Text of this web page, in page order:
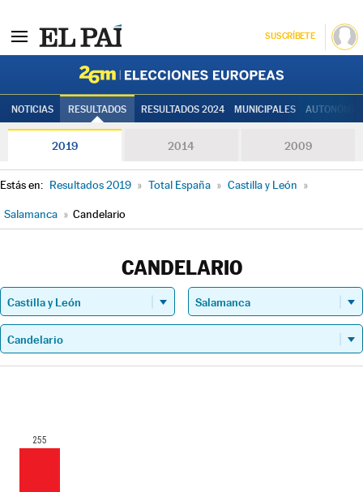
SUSCRÍBETE
NOTICIAS RESULTADOS RESULTADOS 2024 MUNICIPALES
2019 2014 2009
Estás en: Resultados 2019 » Total España » Castilla y León »
Salamanca » Candelario
CANDELARIO
255